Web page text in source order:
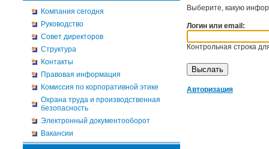
Компания сегодня
Руководство
Совет директоров
Структура
Контакты
Правовая информация
Комиссия по корпоративной этике
Охрана труда и производственная
безопасность
Электронный документооборот
Вакансии
Выберите, какую
Логин или email:
Контрольная строка
Авторизация